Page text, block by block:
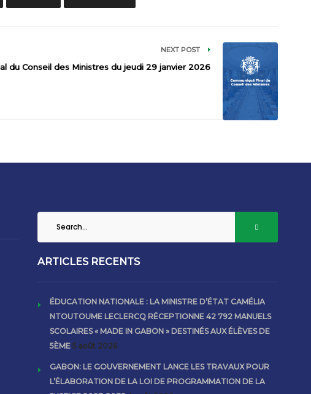
NEXT POST
du Conseil des Ministres du jeudi 29 janvier 2026
ARTICLES RECENTS
ÉDUCATION NATIONALE : LA MINISTRE D’ÉTAT CAMÉLIA
NTOUTOUME LECLERCQ RÉCEPTIONNE 42 792 MANUELS
SCOLAIRES « MADE IN GABON » DESTINÉS AUX ÉLÈVES DE
5ÈME 5 août 2026
GABON: LE GOUVERNEMENT LANCE LES TRAVAUX POUR
L’ÉLABORATION DE LA LOI DE PROGRAMMATION DE LA